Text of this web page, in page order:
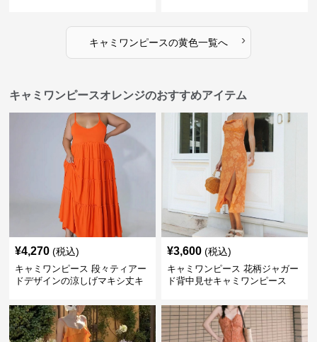
キャミワンピースの黄色一覧へ ›
キャミワンピースオレンジのおすすめアイテム
¥4,270 (税込)
キャミワンピース 段々ティアー
ドデザインの涼しげマキシ丈キ
¥3,600 (税込)
キャミワンピース 花柄ジャガー
ド背中見せキャミワンピース